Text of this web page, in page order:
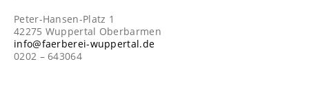
Peter-Hansen-Platz 1
42275 Wuppertal Oberbarmen
info@faerberei-wuppertal.de
0202 – 643064